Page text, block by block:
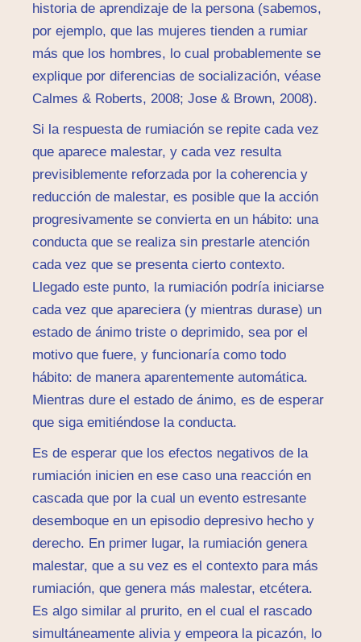
historia de aprendizaje de la persona (sabemos,
por ejemplo, que las mujeres tienden a rumiar
más que los hombres, lo cual probablemente se
explique por diferencias de socialización, véase
Calmes & Roberts, 2008; Jose & Brown, 2008).
Si la respuesta de rumiación se repite cada vez
que aparece malestar, y cada vez resulta
previsiblemente reforzada por la coherencia y
reducción de malestar, es posible que la acción
progresivamente se convierta en un hábito: una
conducta que se realiza sin prestarle atención
cada vez que se presenta cierto contexto.
Llegado este punto, la rumiación podría iniciarse
cada vez que apareciera (y mientras durase) un
estado de ánimo triste o deprimido, sea por el
motivo que fuere, y funcionaría como todo
hábito: de manera aparentemente automática.
Mientras dure el estado de ánimo, es de esperar
que siga emitiéndose la conducta.
Es de esperar que los efectos negativos de la
rumiación inicien en ese caso una reacción en
cascada que por la cual un evento estresante
desemboque en un episodio depresivo hecho y
derecho. En primer lugar, la rumiación genera
malestar, que a su vez es el contexto para más
rumiación, que genera más malestar, etcétera.
Es algo similar al prurito, en el cual el rascado
simultáneamente alivia y empeora la picazón, lo